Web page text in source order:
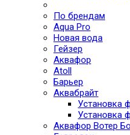
По брендам
Aqua Pro
Новая вода
Гейзер
Аквафор
Atoll
Барьер
Аквабрайт
Установка
Установка
Аквафор Вотер